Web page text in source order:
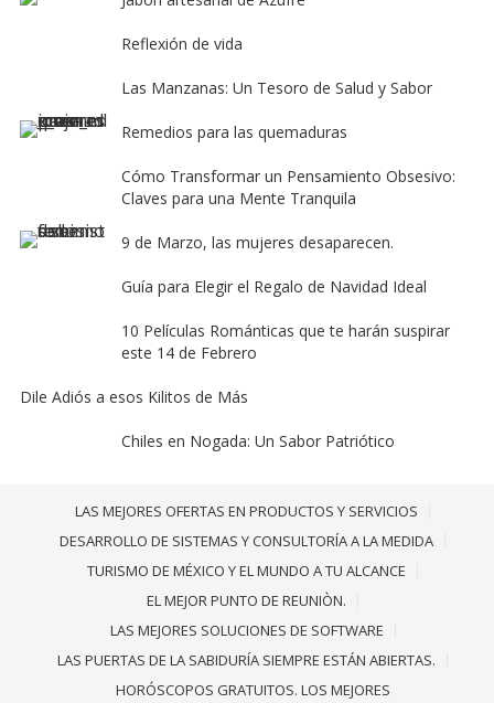
Reflexión de vida
Las Manzanas: Un Tesoro de Salud y Sabor
Remedios para las quemaduras
Cómo Transformar un Pensamiento Obsesivo:
Claves para una Mente Tranquila
9 de Marzo, las mujeres desaparecen.
Guía para Elegir el Regalo de Navidad Ideal
10 Películas Románticas que te harán suspirar
este 14 de Febrero
Dile Adiós a esos Kilitos de Más
Chiles en Nogada: Un Sabor Patriótico
LAS MEJORES OFERTAS EN PRODUCTOS Y SERVICIOS
DESARROLLO DE SISTEMAS Y CONSULTORÍA A LA MEDIDA
TURISMO DE MÉXICO Y EL MUNDO A TU ALCANCE
EL MEJOR PUNTO DE REUNIÒN.
LAS MEJORES SOLUCIONES DE SOFTWARE
LAS PUERTAS DE LA SABIDURÍA SIEMPRE ESTÁN ABIERTAS.
HORÓSCOPOS GRATUITOS. LOS MEJORES